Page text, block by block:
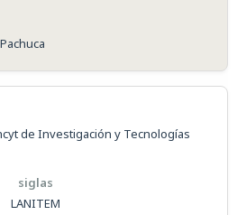
de Investigación y Tecnologías
LANITEM